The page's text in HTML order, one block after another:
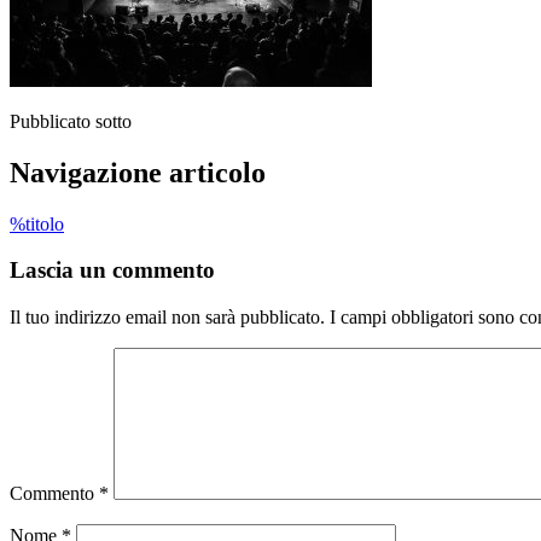
Pubblicato sotto
Navigazione articolo
%titolo
Lascia un commento
Il tuo indirizzo email non sarà pubblicato. I campi obbligatori sono
Commento *
Nome *